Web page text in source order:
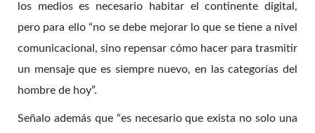
los medios es necesario habitar el continente digital,
pero para ello “no se debe mejorar lo que se tiene a nivel
comunicacional, sino repensar cómo hacer para trasmitir
un mensaje que es siempre nuevo, en las categorías del
hombre de hoy”.
Señalo además que “es necesario que exista no solo una